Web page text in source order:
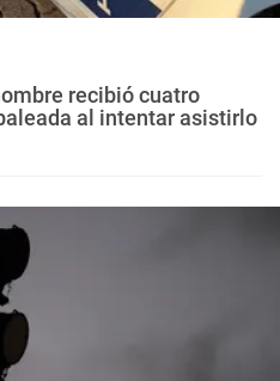
recibió cuatro
al intentar asistirlo